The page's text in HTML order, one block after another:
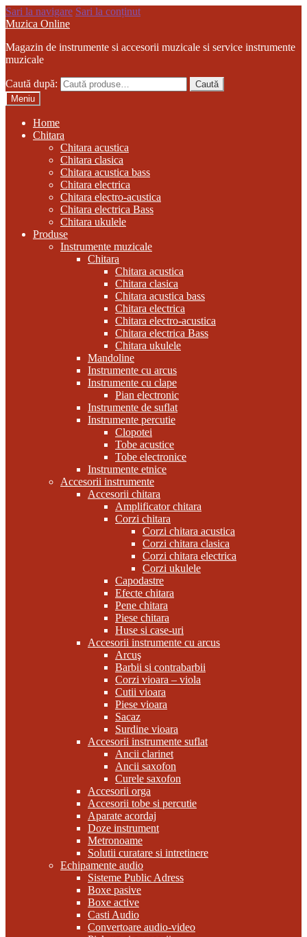
Sari la navigare Sari la conținut
Muzica Online
Magazin de instrumente si accesorii muzicale si service instrumente
muzicale
Caută după:
Caută
Meniu
Home
Chitara
Chitara acustica
Chitara clasica
Chitara acustica bass
Chitara electrica
Chitara electro-acustica
Chitara electrica Bass
Chitara ukulele
Produse
Instrumente muzicale
Chitara
Chitara acustica
Chitara clasica
Chitara acustica bass
Chitara electrica
Chitara electro-acustica
Chitara electrica Bass
Chitara ukulele
Mandoline
Instrumente cu arcus
Instrumente cu clape
Pian electronic
Instrumente de suflat
Instrumente percutie
Clopotei
Tobe acustice
Tobe electronice
Instrumente etnice
Accesorii instrumente
Accesorii chitara
Amplificator chitara
Corzi chitara
Corzi chitara acustica
Corzi chitara clasica
Corzi chitara electrica
Corzi ukulele
Capodastre
Efecte chitara
Pene chitara
Piese chitara
Huse si case-uri
Accesorii instrumente cu arcus
Arcuş
Barbii si contrabarbii
Corzi vioara – viola
Cutii vioara
Piese vioara
Sacaz
Surdine vioara
Accesorii instrumente suflat
Ancii clarinet
Ancii saxofon
Curele saxofon
Accesorii orga
Accesorii tobe si percutie
Aparate acordaj
Doze instrument
Metronoame
Solutii curatare si intretinere
Echipamente audio
Sisteme Public Adress
Boxe pasive
Boxe active
Casti Audio
Convertoare audio-video